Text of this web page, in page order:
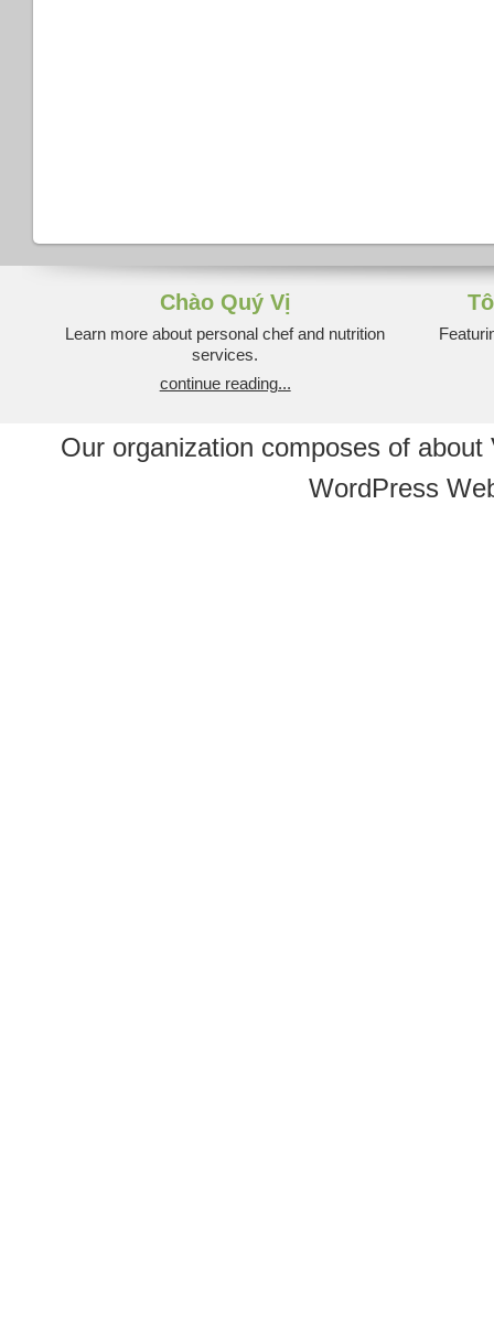
Chào Quý Vị
Learn more about personal chef and nutrition
services.
continue reading...
Our organization composes of
WordPress